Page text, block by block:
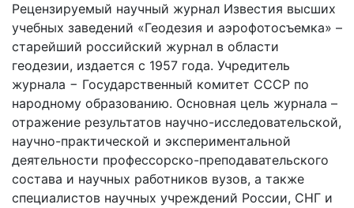
Рецензируемый научный журнал Известия высших
учебных заведений «Геодезия и аэрофотосъемка» –
старейший российский журнал в области
геодезии, издается с 1957 года. Учредитель
журнала − Государственный комитет СССР по
народному образованию. Основная цель журнала –
отражение результатов научно-исследовательской,
научно-практической и экспериментальной
деятельности профессорско-преподавательского
состава и научных работников вузов, а также
специалистов научных учреждений России, СНГ и